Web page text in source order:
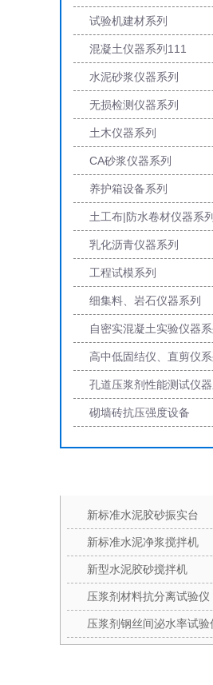
试验机建材系列
混凝土仪器系列111
水泥砂浆仪器系列
无损检测仪器系列
土木仪器系列
CA砂浆仪器系列
养护箱设备系列
土工布|防水卷材仪器系列
乳化沥青仪器系列
工程试模系列
细集料、岩石仪器系列
自密实混凝土实验仪器系
高中低固结仪、直剪仪系
孔道压浆剂性能测试仪器
砌墙砖抗压强度设备
新标准水泥胶砂振实台
新标准水泥净浆搅拌机
新型水泥胶砂搅拌机
压浆剂材料抗分离试验仪
压浆剂钢丝间泌水率试验